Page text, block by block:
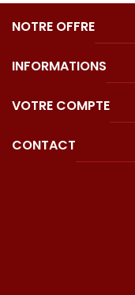
NOTRE OFFRE
INFORMATIONS
VOTRE COMPTE
CONTACT